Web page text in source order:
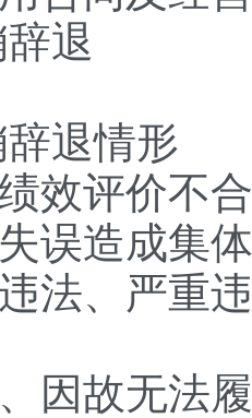
退
退情形‌
绩效评价不
失误造成集
违法、严重
、因故无法